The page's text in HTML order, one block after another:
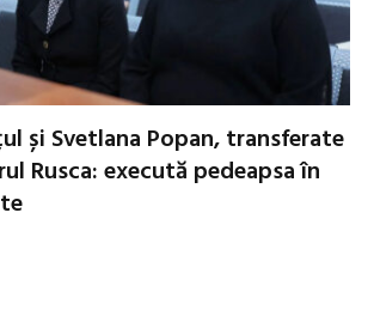
și Svetlana Popan, transferate
Rusca: execută pedeapsa în